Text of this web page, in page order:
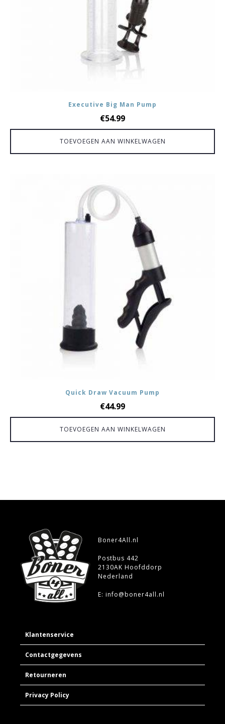
Executive Big Man Pump
€54.99
TOEVOEGEN AAN WINKELWAGEN
Quick Draw Vacuum Pump
€44.99
TOEVOEGEN AAN WINKELWAGEN
Boner4All.nl
Postbus 442
2130AK Hoofddorp
Nederland
E: info@boner4all.nl
Klantenservice
Contactgegevens
Retourneren
Privacy Policy